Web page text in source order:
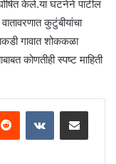
केले.या घटनेने पाटील
कुटुंबीयांचा
गावात शोककळा
कोणतीही स्पष्ट माहिती
Reddit VKontakteShare via Email